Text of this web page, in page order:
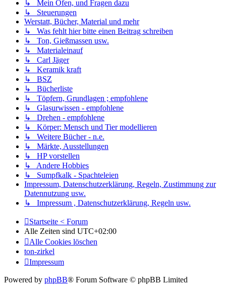
↳ Mein Ofen, und Fragen dazu
↳ Steuerungen
Werstatt, Bücher, Material und mehr
↳ Was fehlt hier bitte einen Beitrag schreiben
↳ Ton, Gießmassen usw.
↳ Materialeinauf
↳ Carl Jäger
↳ Keramik kraft
↳ BSZ
↳ Bücherliste
↳ Töpfern, Grundlagen ; empfohlene
↳ Glasurwissen - empfohlene
↳ Drehen - empfohlene
↳ Körper: Mensch und Tier modellieren
↳ Weitere Bücher - n.e.
↳ Märkte, Ausstellungen
↳ HP vorstellen
↳ Andere Hobbies
↳ Sumpfkalk - Spachteleien
Impressum, Datenschutzerklärung, Regeln, Zustimmung zur
Datennutzung usw.
↳ Impressum , Datenschutzerklärung, Regeln usw.
Startseite < Forum
Alle Zeiten sind UTC+02:00
Alle Cookies löschen
ton-zirkel
Impressum
Powered by phpBB® Forum Software © phpBB Limited